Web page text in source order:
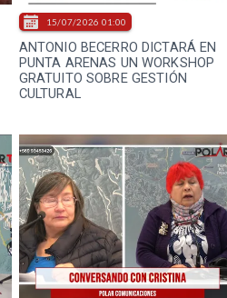
ANTONIO BECERRO DICTARÁ EN
PUNTA ARENAS UN WORKSHOP
GRATUITO SOBRE GESTIÓN
CULTURAL
15/07/2026 01:00